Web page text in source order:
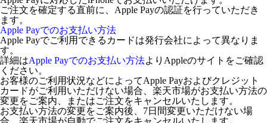
ご注文を確定する直前に、Apple Payの認証を行っていただき
ます。
Apple Payでのお支払い方法
Apple Payでご利用できるカードは発行会社によって異なりま
す。
詳細はApple Payでのお支払い方法よりAppleのサイトをご確認
ください。
お客様のご利用状況などによってApple Payおよびクレジット
カードがご利用いただけない場合、楽天市場がお支払い方法の
変更をご案内、またはご注文をキャンセルいたします。
お支払い方法の変更をご案内後、7日間変更いただけない場
合、楽天市場が自動でご注文をキャンセルいたします。